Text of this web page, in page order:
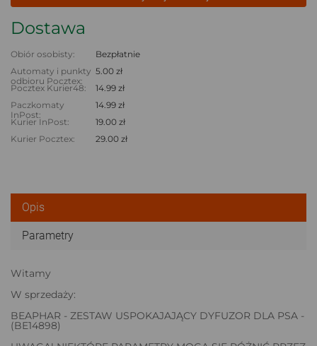
Dostawa
Obiór osobisty:
Bezpłatnie
Automaty i punkty
odbioru Pocztex:
5.00 zł
Pocztex Kurier48:
14.99 zł
Paczkomaty
InPost:
14.99 zł
Kurier InPost:
19.00 zł
Kurier Pocztex:
29.00 zł
Opis
Parametry
Witamy
W sprzedaży:
BEAPHAR - ZESTAW USPOKAJAJĄCY DYFUZOR DLA PSA -
(BE14898)